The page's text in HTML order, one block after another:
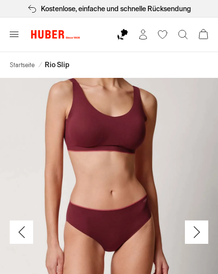
Kostenlose, einfache und schnelle Rücksendung
Startseite / Rio Slip